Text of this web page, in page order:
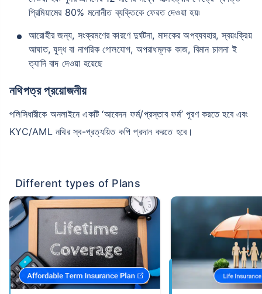
প্রিমিয়ামের 80% মনোনীত ব্যক্তিকে ফেরত দেওয়া হয়৷
আরোহীর জন্য, সংক্রমণের কারণে দুর্ঘটনা, মাদকের অপব্যবহার, স্বয়ংক্রিয়
আঘাত, যুদ্ধ বা নাগরিক গোলযোগ, অপরাধমূলক কাজ, বিমান চালনা ই
ত্যাদি বাদ দেওয়া হয়েছে
নথিপত্র প্রয়োজনীয়
পলিসিধারীকে অনলাইনে একটি ‘আবেদন ফর্ম/প্রস্তাব ফর্ম’ পূরণ করতে হবে এবং
KYC/AML নথির স্ব-প্রত্যয়িত কপি প্রদান করতে হবে।
Different types of Plans
২৪ বছর ৩৪ বছর
আপনার পরিবারের সুরক্ষা মাত্র একটি পদক্ষেপ দূরে
সঠিক প্ল্যান বেছে নিন
*৪৩৪/মাস হল ১ কোটির টার্ম লাইফ ইন্স্যুরেন্সের শুরুর দাম — ধূমপান না করা, পূর্ব-বিদ্যমান কোনো রোগ নেই এমন ব্যক্তির জন্য, ৩৬
বছর বয়স পর্যন্ত কভার। *₹৬৩০/মাস হল ১ কোটির টার্ম লাইফ ইন্স্যুরেন্সের শুরুর দাম — ধূমপান না করা, পূর্ব-বিদ্যমান কোনো রোগ নেই
এমন ব্যক্তির জন্য, ৪৬ বছর বয়স পর্যন্ত কভার। *₹১,৩৭৬/মাস হল ১ কোটির টার্ম লাইফ ইন্স্যুরেন্সের শুরুর দাম — ধূমপান না করা,